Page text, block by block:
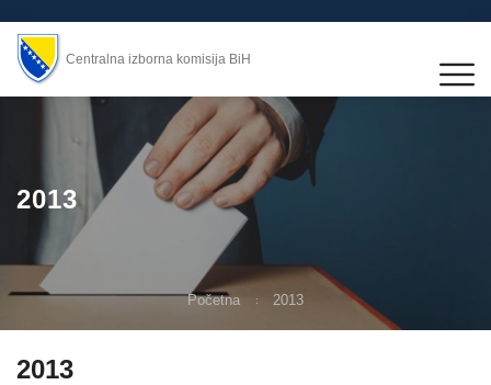
Centralna izborna komisija BiH
2013
Početna 2013
2013